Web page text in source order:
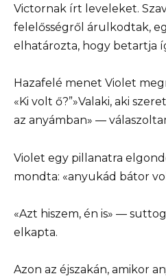
Victornak írt leveleket.
felelősségről árulkodtak,
elhatározta, hogy betartja
Hazafelé menet Violet
«Ki volt ő?”»Valaki, aki
az anyámban» —
Violet egy pillanatra
mondta: «anyukád bátor
«Azt hiszem, én is» —
elkapta.
Azon az éjszakán, amikor